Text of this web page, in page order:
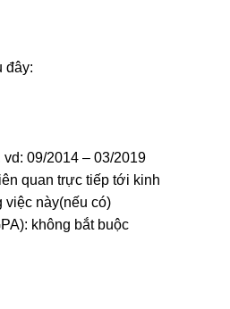
đây:
09/2014 – 03/2019
quan trực tiếp tới kinh
việc này(nếu có)
không bắt buộc